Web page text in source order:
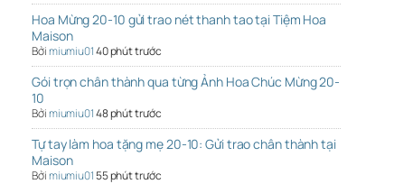
Hoa Mừng 20-10 gửi trao nét thanh tao tại Tiệm Hoa
Maison
Bởimiumiu0140 phút trước
Gói trọn chân thành qua từng Ảnh Hoa Chúc Mừng 20-
10
Bởimiumiu0148 phút trước
Tự tay làm hoa tặng mẹ 20-10: Gửi trao chân thành tại
Maison
Bởimiumiu0155 phút trước